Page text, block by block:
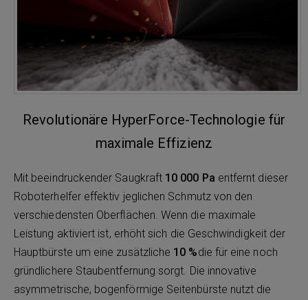
Revolutionäre HyperForce-Technologie für
maximale Effizienz
Mit beeindruckender Saugkraft 10 000 Pa entfernt dieser
Roboterhelfer effektiv jeglichen Schmutz von den
verschiedensten Oberflächen. Wenn die maximale
Leistung aktiviert ist, erhöht sich die Geschwindigkeit der
Hauptbürste um eine zusätzliche 10 %die für eine noch
gründlichere Staubentfernung sorgt. Die innovative
asymmetrische, bogenförmige Seitenbürste nutzt die